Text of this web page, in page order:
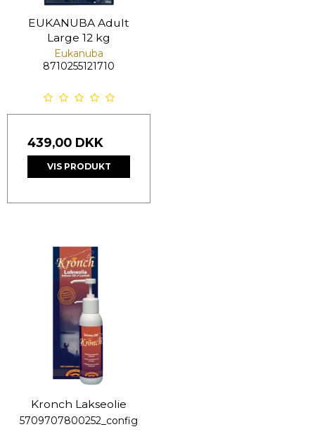
EUKANUBA Adult
Large 12 kg
Eukanuba
8710255121710
439,00 DKK
VIS PRODUKT
Kronch Lakseolie
5709707800252_config